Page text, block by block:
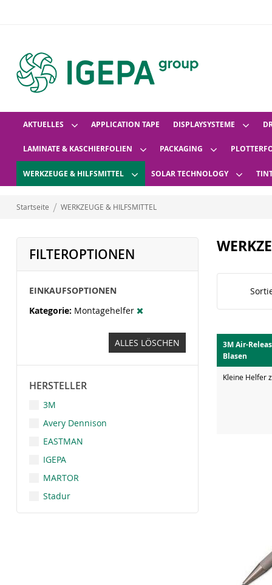
AKTUELLES APPLICATION TAPE DISPLAYSYSTEME
LAMINATE & KASCHIERFOLIEN PACKAGING
WERKZEUGE & HILFSMITTEL SOLAR TECHNOLOGY
Startseite WERKZEUGE & HILFSMITTEL
3M Air-
Blasen
Kleine Helfer
FILTEROPTIONEN
EINKAUFSOPTIONEN
Kategorie Montagehelfer
ALLES LÖSCHEN
HERSTELLER
3M
Avery Dennison
EASTMAN
IGEPA
MARTOR
Stadur